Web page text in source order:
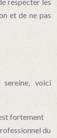
et de ne pas
voici
fortement
du